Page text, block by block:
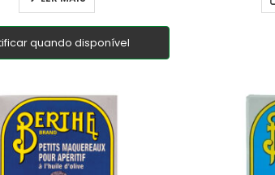
quando disponível